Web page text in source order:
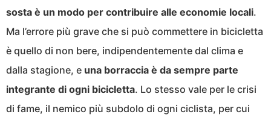
sosta è un modo per contribuire alle economie locali.
Ma l’errore più grave che si può commettere in bicicletta
è quello di non bere, indipendentemente dal clima e
dalla stagione, e una borraccia è da sempre parte
integrante di ogni bicicletta. Lo stesso vale per le crisi
di fame, il nemico più subdolo di ogni ciclista, per cui